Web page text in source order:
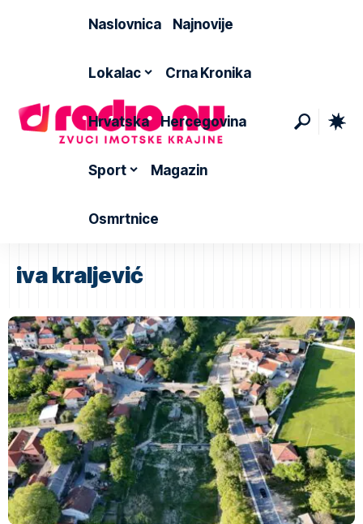
Naslovnica Najnovije
Lokalac Crna Kronika
Hrvatska Hercegovina
Sport Magazin
Osmrtnice
iva kraljević